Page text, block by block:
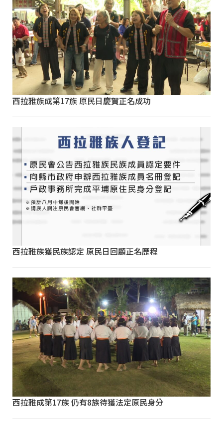
西拉雅族成第17族 原民日慶賀正名成功
西拉雅族獲民族認定 原民日回顧正名歷程
西拉雅成第17族 仍有8族待獲法定原民身分